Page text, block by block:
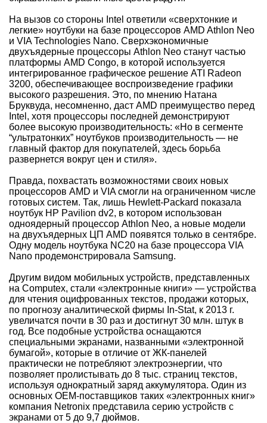
На вызов со стороны Intel ответили «сверхтонкие и
легкие» ноутбуки на базе процессоров AMD Athlon Neo
и VIA Technologies Nano. Сверхэкономичные
двухъядерные процессоры Athlon Neo станут частью
платформы AMD Congo, в которой используется
интегрированное графическое решение ATI Radeon
3200, обеспечивающее воспроизведение графики
высокого разрешения. Это, по мнению Натана
Бруквуда, несомненно, даст AMD преимущество перед
Intel, хотя процессоры последней демонстрируют
более высокую производительность: «Но в сегменте
“ультратонких” ноутбуков производительность — не
главный фактор для покупателей, здесь борьба
развернется вокруг цен и стиля».
Правда, похвастать возможностями своих новых
процессоров AMD и VIA смогли на ограниченном числе
готовых систем. Так, лишь Hewlett-Packard показала
ноутбук HP Pavilion dv2, в котором использован
одноядерный процессор Athlon Neo, а новые модели
на двухъядерных ЦП AMD появятся только в сентябре.
Одну модель ноутбука NC20 на базе процессора VIA
Nano продемонстрировала Samsung.
Другим видом мобильных устройств, представленных
на Computex, стали «электронные книги» — устройства
для чтения оцифрованных текстов, продажи которых,
по прогнозу аналитической фирмы In-Stat, к 2013 г.
увеличатся почти в 30 раз и достигнут 30 млн. штук в
год. Все подобные устройства оснащаются
специальными экранами, названными «электронной
бумагой», которые в отличие от ЖК-панелей
практически не потребляют электроэнергии, что
позволяет пролистывать до 8 тыс. страниц текстов,
используя однократный заряд аккумулятора. Один из
основных ОЕМ-поставщиков таких «электронных книг»
компания Netronix представила серию устройств с
экранами от 5 до 9,7 дюймов.